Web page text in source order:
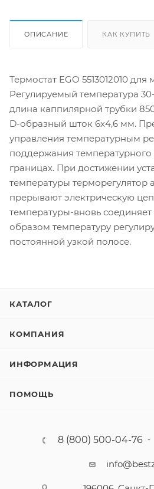
ОПИСАНИЕ КАК КУПИТЬ
Термостат EGO 5513012010
Регулируемый температура
длина каппилярной трубки
D-образный шток 6х4,6 мм.
управления температурным
поддержания
границах. При достижении
температуры терморегулятор
прерывают электрическую
температуры-вновь
образом температуру
постоянной узкой полосе.
КАТАЛОГ
КОМПАНИЯ
ИНФОРМАЦИЯ
ПОМОЩЬ
8 (800) 500-04-76